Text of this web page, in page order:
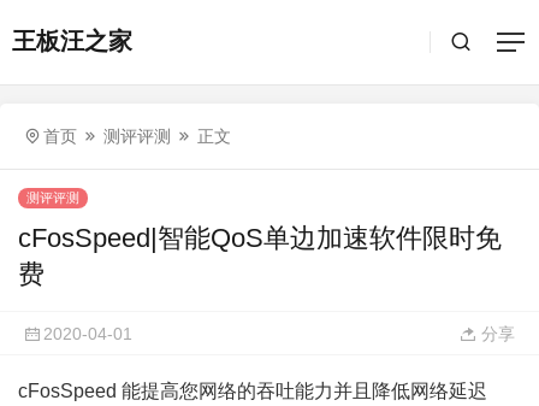
王板汪之家
首页 测评评测 正文
测评评测
cFosSpeed|智能QoS单边加速软件限时免
费
2020-04-01 分享
cFosSpeed 能提高您网络的吞吐能力并且降低网络延迟